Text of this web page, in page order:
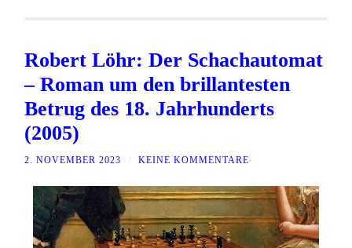
Robert Löhr: Der Schachautomat
– Roman um den brillantesten
Betrug des 18. Jahrhunderts
(2005)
2. NOVEMBER 2023 KEINE KOMMENTARE